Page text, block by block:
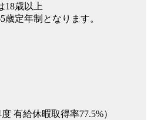
18歳以上
定年制となります。
有給休暇取得率77.5%）